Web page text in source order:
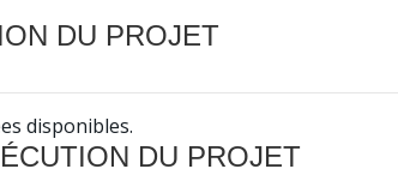
DU PROJET
disponibles.
DU PROJET